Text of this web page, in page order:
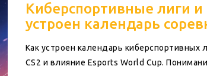
Киберспортивные лиги
устроен календарь
Как устроен календарь киберспортивных
CS2 и влияние Esports World Cup.